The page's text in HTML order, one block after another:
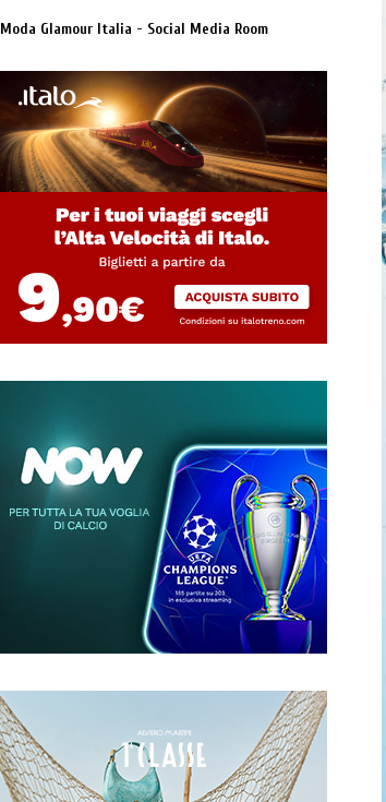
Moda Glamour Italia - Social Media Room